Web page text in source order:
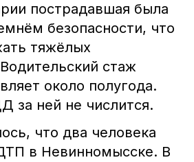
пострадавшая была
безопасности, что
тяжёлых
стаж
около полугода.
за ней не числится.
что два человека
в Невинномысске. В